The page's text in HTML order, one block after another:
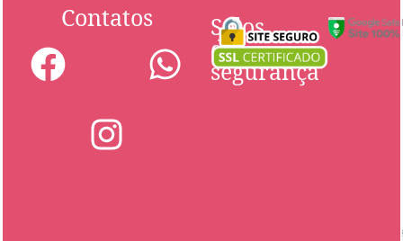
Contatos Selos
de
segurança